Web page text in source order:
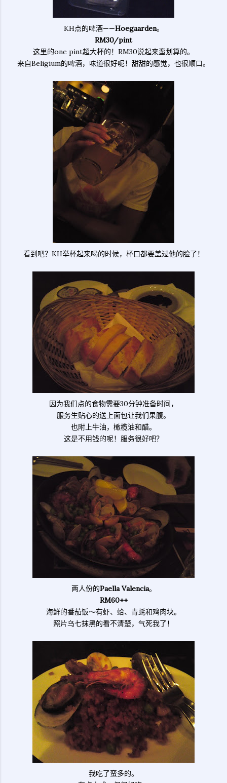
KH点的啤酒——Hoegaarden。
RM30/pint
这里的one pint超大杯的！RM30说起来蛮划算的。
来自Beligium的啤酒，味道很好呢！甜甜的感觉，也很顺口。
看到吧？KH举杯起来喝的时候，杯口都要盖过他的脸了！
因为我们点的食物需要30分钟准备时间，
服务生贴心的送上面包让我们果腹。
也附上牛油，橄榄油和醋。
这是不用钱的呢！服务很好吧？
两人份的Paella Valencia。
RM60++
海鲜的番茄饭～有虾、蛤、青蚝和鸡肉块。
照片乌七抹黑的看不清楚，气死我了！
我吃了蛮多的。